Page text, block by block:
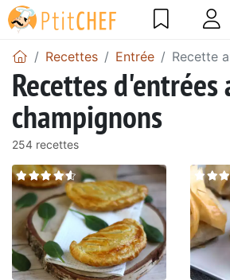
Recettes Entrée Recette
Recettes d'entrées
champignons
254 recettes